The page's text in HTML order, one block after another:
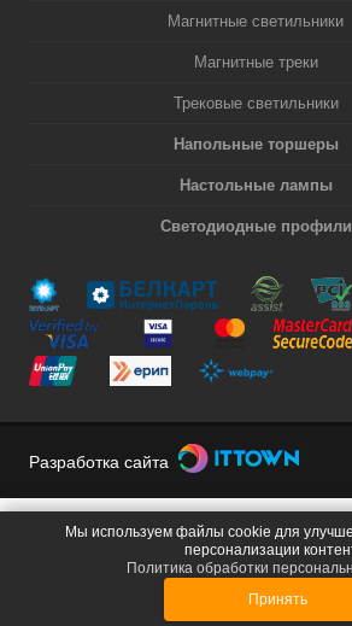
Магнитные светильники
Магнитные треки
Трековые светильники
Напольные торшеры
Настольные лампы
Светодиодные профили
Разработка сайта
Мы используем файлы cookie для
персонализации
Политика обработки
Принять